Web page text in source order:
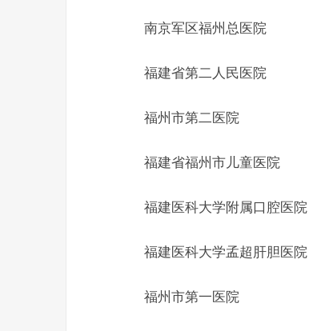
南京军区福州总医院
福建省第二人民医院
福州市第二医院
福建省福州市儿童医院
福建医科大学附属口腔医院
福建医科大学孟超肝胆医院
福州市第一医院